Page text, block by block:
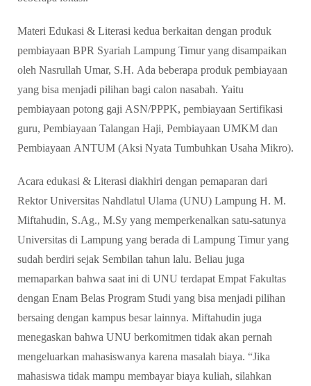
Materi Edukasi & Literasi kedua berkaitan dengan produk
pembiayaan BPR Syariah Lampung Timur yang disampaikan
oleh Nasrullah Umar, S.H. Ada beberapa produk pembiayaan
yang bisa menjadi pilihan bagi calon nasabah. Yaitu
pembiayaan potong gaji ASN/PPPK, pembiayaan Sertifikasi
guru, Pembiayaan Talangan Haji, Pembiayaan UMKM dan
Pembiayaan ANTUM (Aksi Nyata Tumbuhkan Usaha Mikro).
Acara edukasi & Literasi diakhiri dengan pemaparan dari
Rektor Universitas Nahdlatul Ulama (UNU) Lampung H. M.
Miftahudin, S.Ag., M.Sy yang memperkenalkan satu-satunya
Universitas di Lampung yang berada di Lampung Timur yang
sudah berdiri sejak Sembilan tahun lalu. Beliau juga
memaparkan bahwa saat ini di UNU terdapat Empat Fakultas
dengan Enam Belas Program Studi yang bisa menjadi pilihan
bersaing dengan kampus besar lainnya. Miftahudin juga
menegaskan bahwa UNU berkomitmen tidak akan pernah
mengeluarkan mahasiswanya karena masalah biaya. “Jika
mahasiswa tidak mampu membayar biaya kuliah, silahkan